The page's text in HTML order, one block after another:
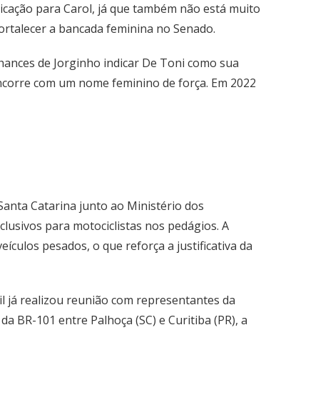
para Carol, já que também não está muito
a bancada feminina no Senado.
de Jorginho indicar De Toni como sua
com um nome feminino de força. Em 2022
Catarina junto ao Ministério dos
para motociclistas nos pedágios. A
pesados, o que reforça a justificativa da
já realizou reunião com representantes da
BR-101 entre Palhoça (SC) e Curitiba (PR), a